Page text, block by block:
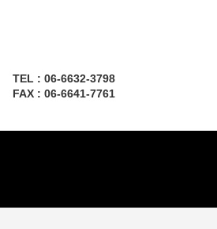
TEL : 06-6632-3798
FAX : 06-6641-7761